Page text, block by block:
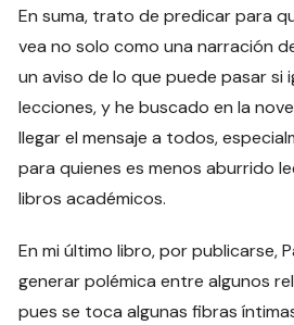
En suma, trato de predicar para
vea no solo como una narración
un aviso de lo que puede pasar si
lecciones, y he buscado en la
llegar el mensaje a todos,
para quienes es menos aburrido
libros académicos.
En mi último libro, por publicarse,
generar polémica entre algunos
pues se toca algunas fibras